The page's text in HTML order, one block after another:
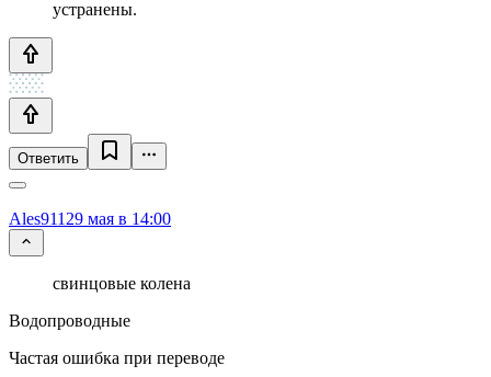
устранены.
Ответить
Ales911 29 мая в 14:00
свинцовые колена
Водопроводные
Частая ошибка при переводе